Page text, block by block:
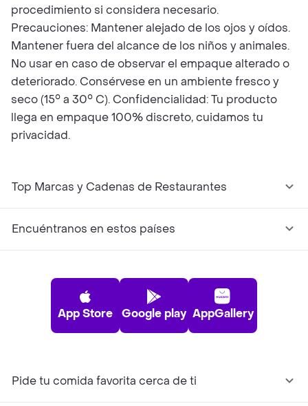
procedimiento si considera necesario.
Precauciones: Mantener alejado de los ojos y oídos.
Mantener fuera del alcance de los niños y animales.
No usar en caso de observar el empaque alterado o
deteriorado. Consérvese en un ambiente fresco y
seco (15° a 30° C). Confidencialidad: Tu producto
llega en empaque 100% discreto, cuidamos tu
privacidad.
Top Marcas y Cadenas de Restaurantes
Encuéntranos en estos países
App Store Google play AppGallery
Pide tu comida favorita cerca de ti